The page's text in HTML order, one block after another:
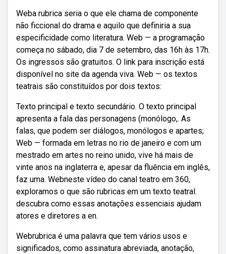
Weba rubrica seria o que ele chama de componente
não ficcional do drama e aquilo que definiria a sua
especificidade como literatura. Web — a programação
começa no sábado, dia 7 de setembro, das 16h às 17h.
Os ingressos são gratuitos. O link para inscrição está
disponível no site da agenda viva. Web — os textos
teatrais são constituídos por dois textos:
Texto principal e texto secundário. O texto principal
apresenta a fala das personagens (monólogo,. As
falas, que podem ser diálogos, monólogos e apartes;
Web — formada em letras no rio de janeiro e com um
mestrado em artes no reino unido, vive há mais de
vinte anos na inglaterra e, apesar da fluência em inglês,
faz uma. Webneste vídeo do canal teatro em 360,
exploramos o que são rubricas em um texto teatral.
descubra como essas anotações essenciais ajudam
atores e diretores a en.
Webrubrica é uma palavra que tem vários usos e
significados, como assinatura abreviada, anotação,